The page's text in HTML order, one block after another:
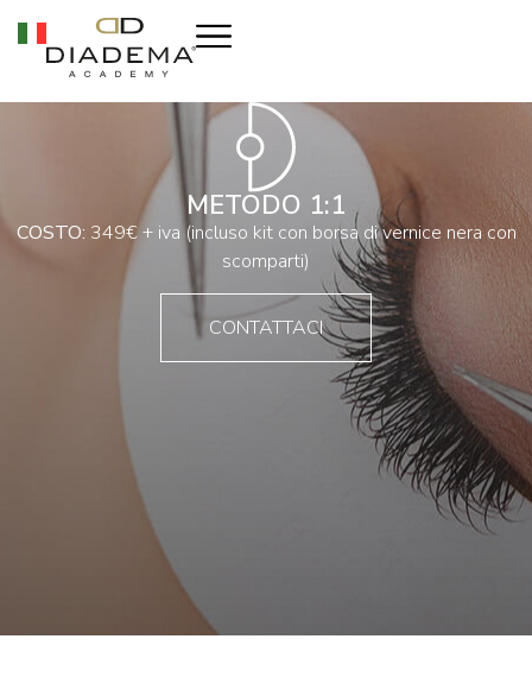
METODO 1:1
COSTO: 349€ + iva (incluso kit con borsa di vernice nera con
scomparti)
CONTATTACI